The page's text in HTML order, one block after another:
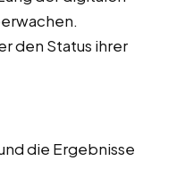
den Status ihrer
die Ergebnisse